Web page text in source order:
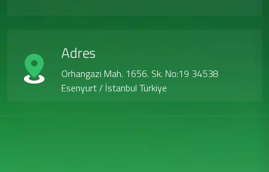
Adres
Orhangazi Mah. 1656. Sk. No:19 34538
Esenyurt / İstanbul Türkiye